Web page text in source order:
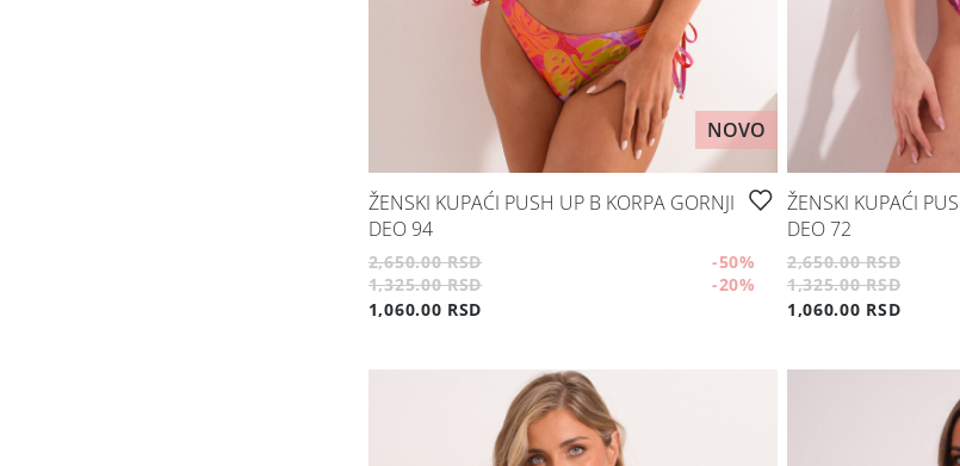
NOVO
ŽENSKI KUPAĆI PUSH UP B KORPA GORNJI
DEO 94
2,650.00 RSD -50%
1,325.00 RSD
-20%
1,060.00 RSD
ŽENSKI KUPAĆI
DEO 72
2,650.00 RSD
1,325.00 RSD
1,060.00 RSD